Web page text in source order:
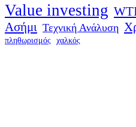
Value investing
Ασήμι Τεχνική Ανάλυση
πληθωρισμός
χαλκός